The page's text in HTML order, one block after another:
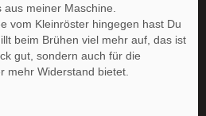
meiner Maschine.
vom Kleinröster hingegen hast Du
beim Brühen viel mehr auf, das ist
gut, sondern auch für die
mehr Widerstand bietet.